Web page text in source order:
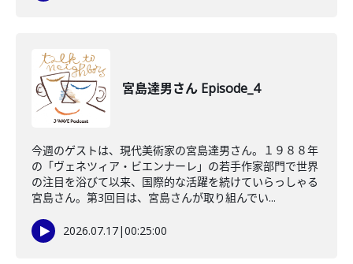
宮島達男さん Episode_4
今週のゲストは、現代美術家の宮島達男さん。１９８８年
の「ヴェネツィア・ビエンナーレ」の若手作家部門で世界
の注目を浴びて以来、国際的な活躍を続けていらっしゃる
宮島さん。第3回目は、宮島さんが取り組んでい...
2026.07.17|00:25:00